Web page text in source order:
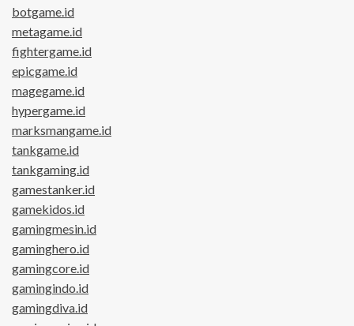
botgame.id
metagame.id
fightergame.id
epicgame.id
magegame.id
hypergame.id
marksmangame.id
tankgame.id
tankgaming.id
gamestanker.id
gamekidos.id
gamingmesin.id
gaminghero.id
gamingcore.id
gamingindo.id
gamingdiva.id